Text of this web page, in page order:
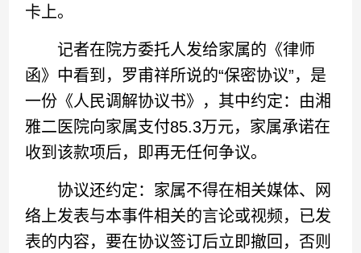
卡上。
记者在院方委托人发给家属的《律师
函》中看到，罗甫祥所说的“保密协议”，是
一份《人民调解协议书》，其中约定：由湘
雅二医院向家属支付85.3万元，家属承诺在
收到该款项后，即再无任何争议。
协议还约定：家属不得在相关媒体、网
络上发表与本事件相关的言论或视频，已发
表的内容，要在协议签订后立即撤回，否则